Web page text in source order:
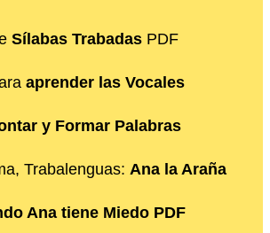
Sílabas Trabadas PDF
aprender las Vocales
y Formar Palabras
Trabalenguas: Ana la Araña
Ana tiene Miedo PDF